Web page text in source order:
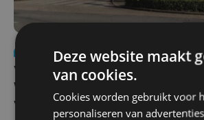
Nieuws
wo 5 augustus | 11:57
Vier Oostendse gynaecologen
West, dat ook een nieuwe voltijdse
verwelkomt
Deze website maakt
van cookies.
Cookies worden gebruikt voor
personaliseren van